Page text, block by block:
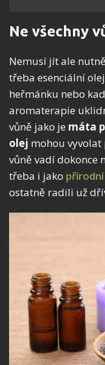
Ne všechny
Nemusí jít ale
třeba esenciální
heřmánku nebo
aromaterapie
vůně jako je máta
olej mohou
vůně vadí dokonce
třeba i jako
ostatně radili už